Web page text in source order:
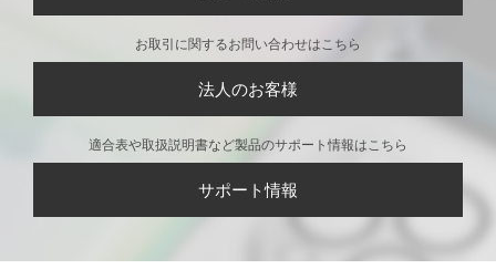
お取引に関するお問い合わせはこちら
法人のお客様
適合表や取扱説明書など製品のサポート情報はこちら
サポート情報